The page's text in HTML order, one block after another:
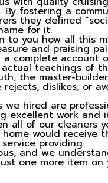
By fostering a
they defined
for it.
to you how all this
and praising
complete account
teachings of
the master-
rejects, dislikes, or
we hired are
excellent work and
all of our cleaners
would receive
providing.
and we
one more item